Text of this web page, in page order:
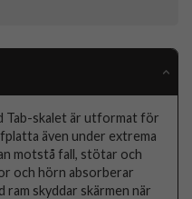
Tab-skalet är utformat för
även under extrema
motstå fall, stötar och
och hörn absorberar
skyddar skärmen när